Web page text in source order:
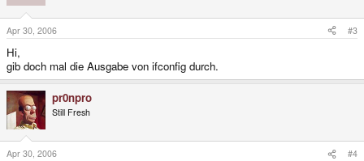
Apr 30, 2006 #3
Hi,
gib doch mal die Ausgabe von ifconfig durch.
pr0npro
Still Fresh
Apr 30, 2006 #4